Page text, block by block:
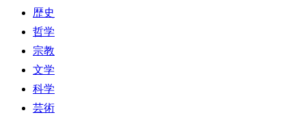
歴史
哲学
宗教
文学
科学
芸術